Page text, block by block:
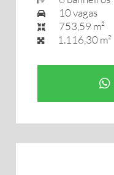
10 vagas
753,59 m²
1.116,30 m²